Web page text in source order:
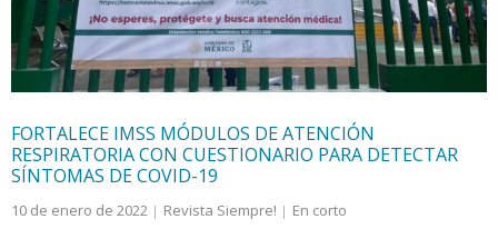
Cultura
FORTALECE IMSS MÓDULOS DE ATENCIÓN
RESPIRATORIA CON CUESTIONARIO PARA DETECTAR
SÍNTOMAS DE COVID-19
10 de enero de 2022 Revista Siempre!
En corto